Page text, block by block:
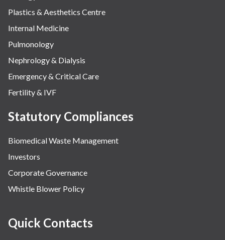
Plastics & Aesthetics Centre
Internal Medicine
Pulmonology
Nephrology & Dialysis
Emergency & Critical Care
Fertility & IVF
Statutory Compliances
Biomedical Waste Management
Investors
Corporate Governance
Whistle Blower Policy
Quick Contacts